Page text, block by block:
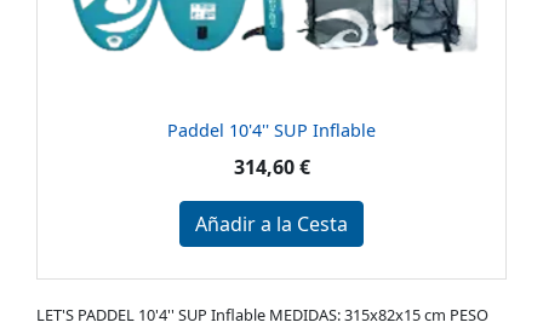
Paddel 10'4'' SUP Inflable
314,60 €
Añadir a la Cesta
LET'S PADDEL 10'4'' SUP Inflable MEDIDAS: 315x82x15 cm PESO